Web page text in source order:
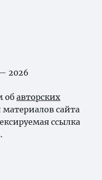
2026
об авторских
сайта
ссылка